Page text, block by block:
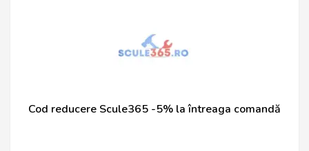
Cod reducere Scule365 -5% la întreaga comandă